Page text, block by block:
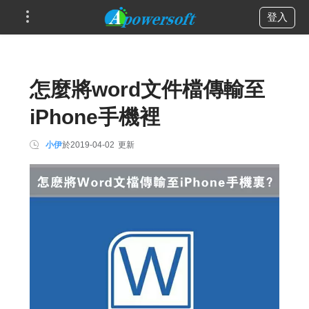
登入
怎麼將word文件檔傳輸至
iPhone手機裡
小伊於2019-04-02 更新